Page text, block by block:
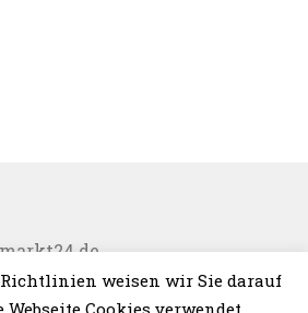
Richtlinien weisen wir Sie darauf
Cookies verwendet.